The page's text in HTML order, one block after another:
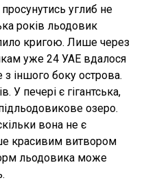
углиб не
років льодовик
кригою. Лише через
уже 24 УАЕ вдалося
з іншого боку острова.
У печері є гігантська,
озеро.
вона не є
красивим витвором
льодовика може